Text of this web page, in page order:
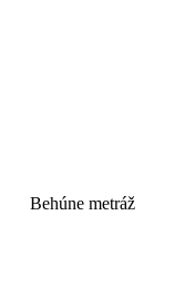
Behúne metráž